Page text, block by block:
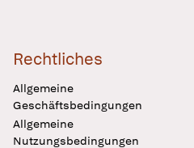
Rechtliches
Allgemeine
Geschäftsbedingungen
Allgemeine
Nutzungsbedingungen